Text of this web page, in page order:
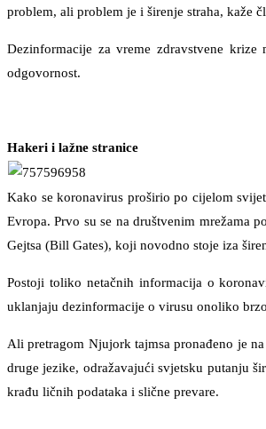
problem, ali problem je i širenje straha, kaže
Dezinformacije za vreme zdravstvene
odgovornost.
Hakeri i lažne stranice
Kako se koronavirus proširio po cijelom
Evropa. Prvo su se na društvenim
Gejtsa (Bill Gates), koji novodno stoje iza
Postoji toliko netačnih informacija o
uklanjaju dezinformacije o virusu onoliko
Ali pretragom Njujork tajmsa pronađeno je
druge jezike, odražavajući svjetsku putanju
krađu ličnih podataka i slične prevare.